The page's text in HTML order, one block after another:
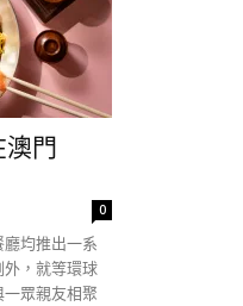
門
0
均推出一系
，就等環球
眾親友相聚